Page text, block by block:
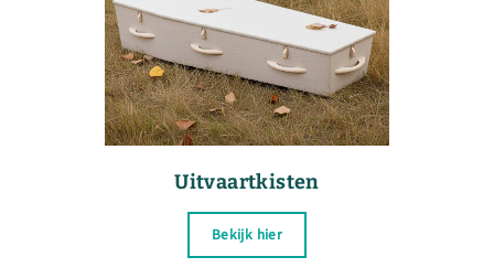
Uitvaartkisten
Bekijk hier